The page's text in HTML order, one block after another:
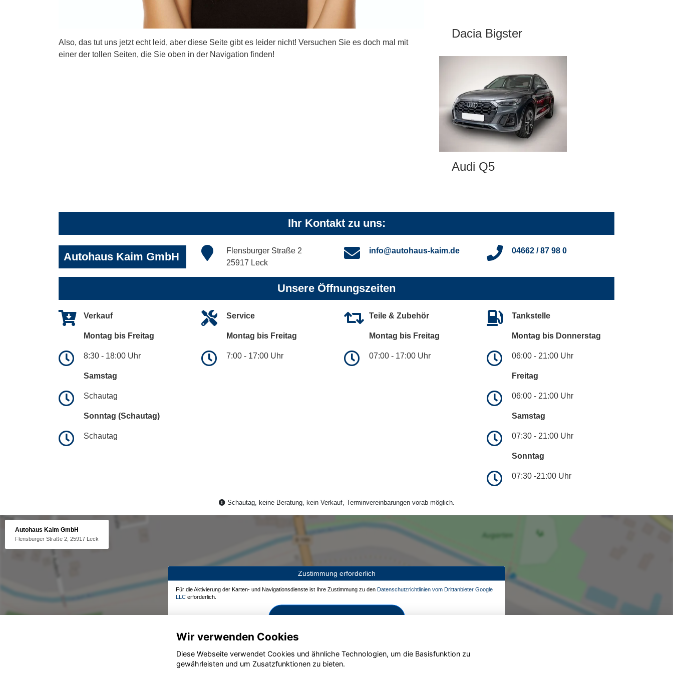
Also, das tut uns jetzt echt leid, aber diese Seite gibt es leider nicht! Versuchen Sie es doch mal mit
einer der tollen Seiten, die Sie oben in der Navigation finden!
Dacia Bigster
Audi Q5
Ihr Kontakt zu uns:
Autohaus Kaim GmbH
Flensburger Straße 2
25917 Leck
info@autohaus-kaim.de 04662 / 87 98 0
Unsere Öffnungszeiten
Verkauf
Montag bis Freitag
8:30 - 18:00 Uhr
Samstag
Schautag
Sonntag (Schautag)
Schautag
Service
Montag bis Freitag
7:00 - 17:00 Uhr
Teile & Zubehör
Montag bis Freitag
07:00 - 17:00 Uhr
Tankstelle
Montag bis Donnerstag
06:00 - 21:00 Uhr
Freitag
06:00 - 21:00 Uhr
Samstag
07:30 - 21:00 Uhr
Sonntag
07:30 -21:00 Uhr
Schautag, keine Beratung, kein Verkauf, Terminvereinbarungen vorab möglich.
Autohaus Kaim GmbH
Flensburger Straße 2, 25917 Leck
Zustimmung erforderlich
Für die Aktivierung der Karten- und Navigationsdienste ist Ihre Zustimmung zu den Datenschutzrichtlinien vom Drittanbieter Google
LLC erforderlich.
Zustimmen und aktivieren
Wir verwenden Cookies
Diese Webseite verwendet Cookies und ähnliche Technologien, um die Basisfunktion zu
gewährleisten und um Zusatzfunktionen zu bieten.